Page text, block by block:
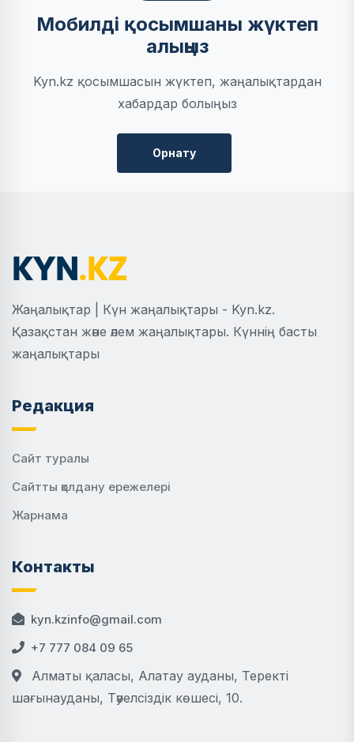
Мобилді қосымшаны жүктеп
алыңыз
Kyn.kz қосымшасын жүктеп, жаңалықтардан
хабардар болыңыз
Орнату
Жаңалықтар | Күн жаңалықтары - Kyn.kz.
Қазақстан және әлем жаңалықтары. Күннің басты
жаңалықтары
Редакция
Сайт туралы
Сайтты қолдану ережелері
Жарнама
Контакты
kyn.kzinfo@gmail.com
+7 777 084 09 65
Алматы қаласы, Алатау ауданы, Теректі
шағынауданы, Тәуелсіздік көшесі, 10.